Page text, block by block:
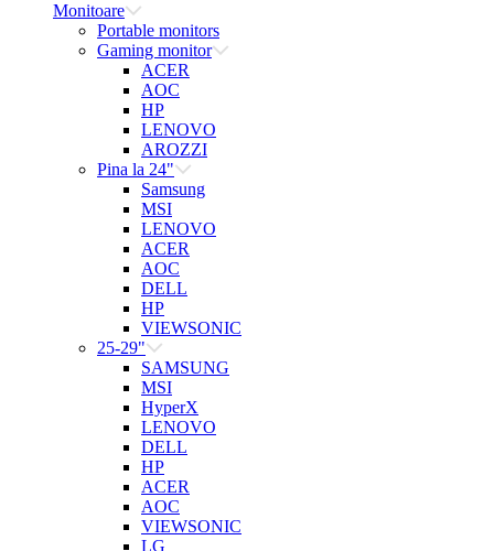
Monitoare
Portable monitors
Gaming monitor
ACER
AOC
HP
LENOVO
AROZZI
Pina la 24"
Samsung
MSI
LENOVO
ACER
AOC
DELL
HP
VIEWSONIC
25-29"
SAMSUNG
MSI
HyperX
LENOVO
DELL
HP
ACER
AOC
VIEWSONIC
LG